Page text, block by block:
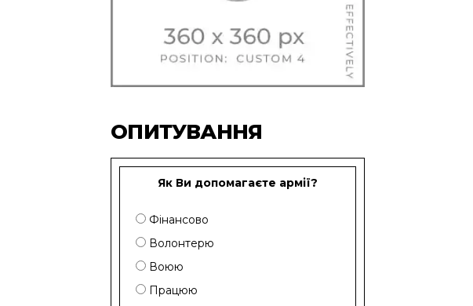
ОПИТУВАННЯ
Як Ви допомагаєте армії?
Фінансово
Волонтерю
Воюю
Працюю